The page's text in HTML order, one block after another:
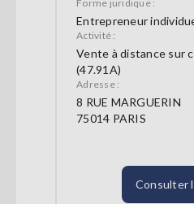
Forme juridique :
Entrepreneur
Activité :
Vente à distance sur
(47.91A)
Adresse :
8 RUE MARGUERIN
75014 PARIS
Consulter